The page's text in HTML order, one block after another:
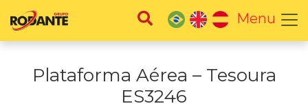
Menu
Plataforma Aérea – Tesoura
ES3246